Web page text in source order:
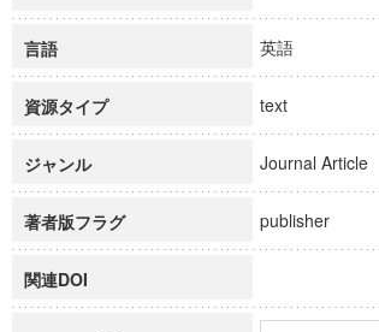
言語 英語
資源タイプ text
ジャンル Journal Article
著者版フラグ publisher
関連DOI